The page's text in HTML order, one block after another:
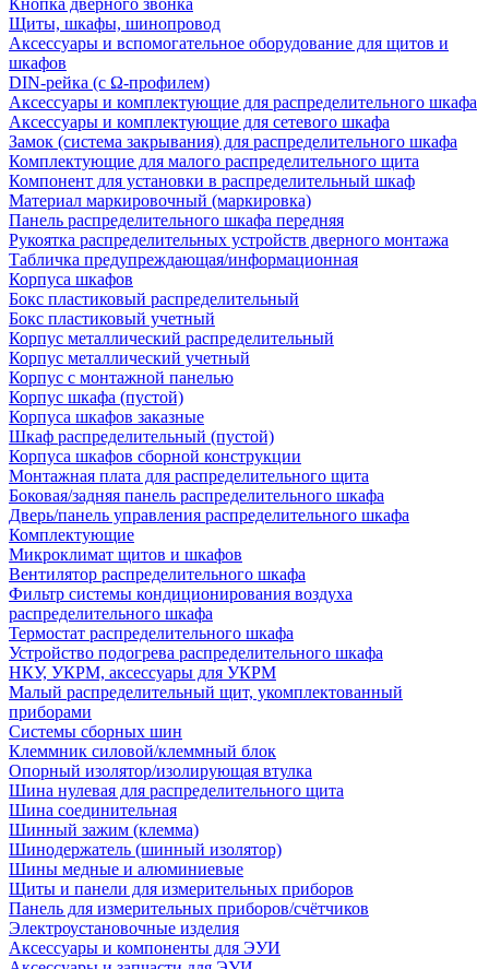
Кнопка дверного звонка
Щиты, шкафы, шинопровод
Аксессуары и вспомогательное оборудование для щитов и
шкафов
DIN-рейка (с Ω-профилем)
Аксессуары и комплектующие для распределительного шкафа
Аксессуары и комплектующие для сетевого шкафа
Замок (система закрывания) для распределительного шкафа
Комплектующие для малого распределительного щита
Компонент для установки в распределительный шкаф
Материал маркировочный (маркировка)
Панель распределительного шкафа передняя
Рукоятка распределительных устройств дверного монтажа
Табличка предупреждающая/информационная
Корпуса шкафов
Бокс пластиковый распределительный
Бокс пластиковый учетный
Корпус металлический распределительный
Корпус металлический учетный
Корпус с монтажной панелью
Корпус шкафа (пустой)
Корпуса шкафов заказные
Шкаф распределительный (пустой)
Корпуса шкафов сборной конструкции
Монтажная плата для распределительного щита
Боковая/задняя панель распределительного шкафа
Дверь/панель управления распределительного шкафа
Комплектующие
Микроклимат щитов и шкафов
Вентилятор распределительного шкафа
Фильтр системы кондиционирования воздуха
распределительного шкафа
Термостат распределительного шкафа
Устройство подогрева распределительного шкафа
НКУ, УКРМ, аксессуары для УКРМ
Малый распределительный щит, укомплектованный
приборами
Системы сборных шин
Клеммник силовой/клеммный блок
Опорный изолятор/изолирующая втулка
Шина нулевая для распределительного щита
Шина соединительная
Шинный зажим (клемма)
Шинодержатель (шинный изолятор)
Шины медные и алюминиевые
Щиты и панели для измерительных приборов
Панель для измерительных приборов/счётчиков
Электроустановочные изделия
Аксессуары и компоненты для ЭУИ